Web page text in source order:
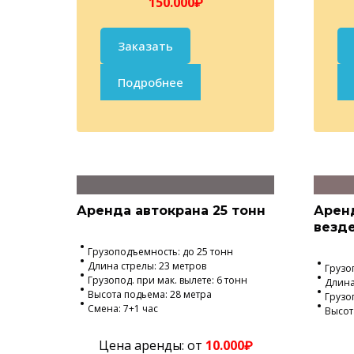
Заказать
Подробнее
Аренда автокрана 25 тонн
Грузоподъемность: до 25 тонн
Длина стрелы: 23 метров
Грузопод. при мак. вылете: 6 тонн
Высота подьема: 28 метра
Смена: 7+1 час
Цена аренды: от 10.000₽